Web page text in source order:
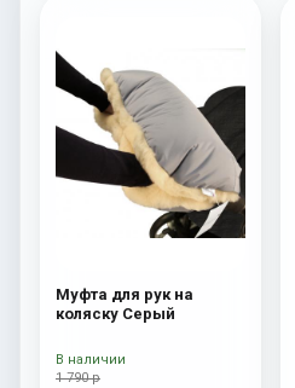
Муфта для рук на
коляску Серый
1 790 р
В наличии